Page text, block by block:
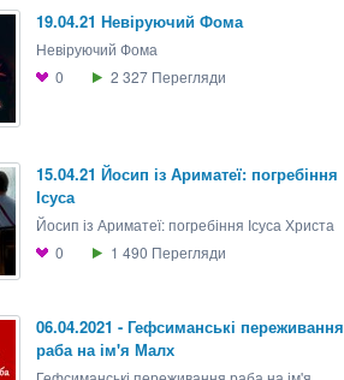
19.04.21 Невіруючий Фома
Невіруючий Фома
0
2 327 Перегляди
15.04.21 Йосип із Ариматеї: погребіння
Ісуса
Йосип із Ариматеї: погребіння Ісуса Христа
0
1 490 Перегляди
06.04.2021 - Гефсиманські переживання
раба на ім'я Малх